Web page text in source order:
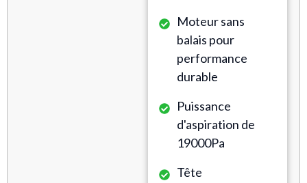
Moteur sans
balais pour
performance
durable
Puissance
d'aspiration de
19000Pa
Tête